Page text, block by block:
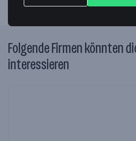
Folgende Firmen könnten
interessieren